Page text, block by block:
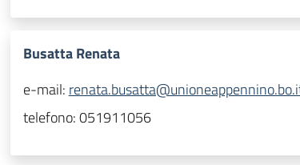
Busatta Renata
e-mail:
telefono:051911056